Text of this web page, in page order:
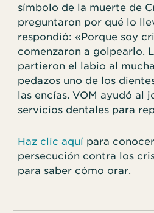
símbolo de la muerte de
preguntaron por qué lo
respondió: «Porque soy
comenzaron a golpearlo.
partieron el labio al
pedazos uno de los
las encías. VOM ayudó al
servicios dentales para
Haz clic aquí para
persecución contra los
para saber cómo orar.